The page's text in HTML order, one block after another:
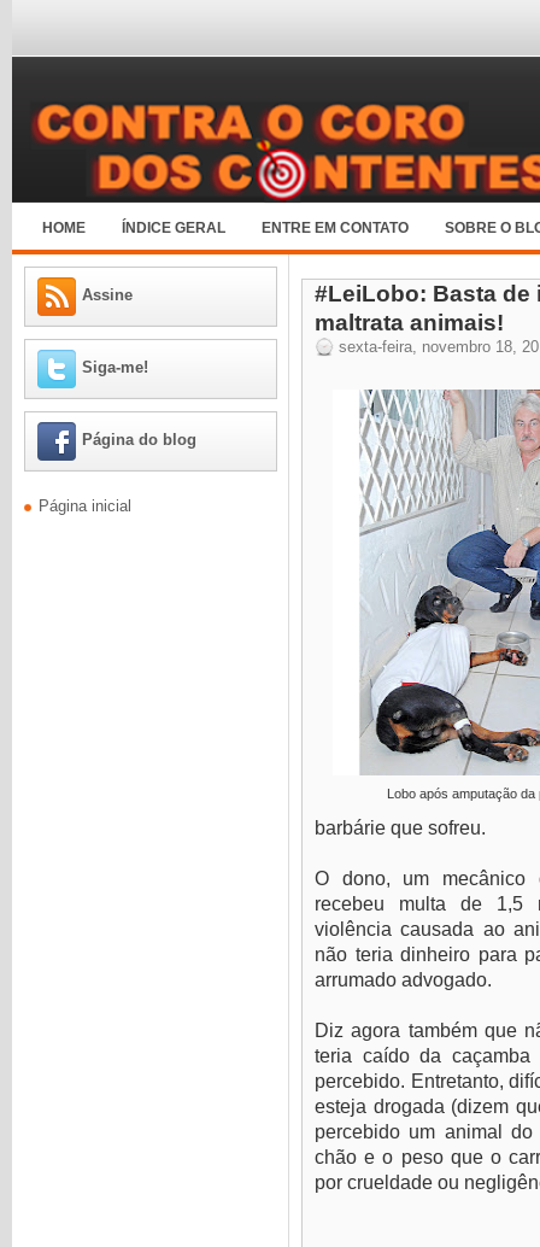
HOME ÍNDICE GERAL ENTRE EM CONTATO SOBRE O
Assine
Siga-me!
Página do blog
Página inicial
#LeiLobo: Basta de
maltrata animais!
sexta-feira, novembro 18,
Lobo após amputação da
barbárie que sofreu.
O dono, um mecânico
recebeu multa de 1,5
violência causada ao
não teria dinheiro para
arrumado advogado.
Diz agora também que
teria caído da
percebido. Entretanto,
esteja drogada (dizem
percebido um animal
chão e o peso que o
por crueldade ou